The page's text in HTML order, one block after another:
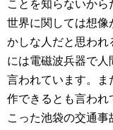
ことを知らないか
世界に関しては想像
かしな人だと思われ
には電磁波兵器で人
言われています。ま
作できるとも言われ
こった池袋の交通